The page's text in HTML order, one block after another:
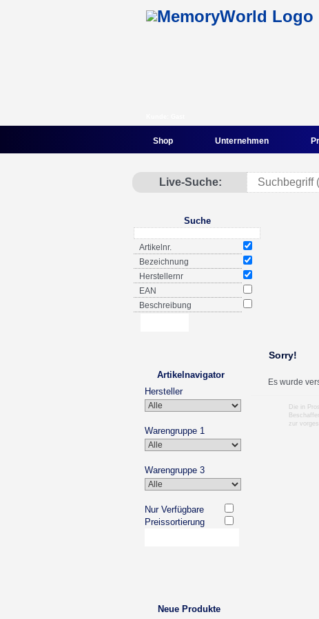
Shop Unternehmen
Live-Suche:
Suche
Artikelnr.
Bezeichnung
Herstellernr
EAN
Beschreibung
Artikelnavigator
Hersteller
Warengruppe 1
Warengruppe 3
Nur Verfügbare
Preissortierung
Neue Produkte
Sorry!
Es wurde
Die in
zur